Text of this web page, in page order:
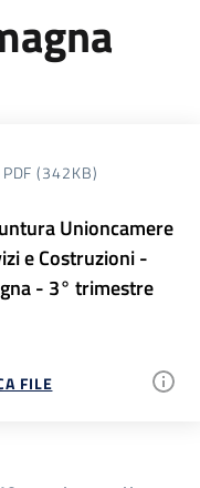
PDF (342KB)
Unioncamere
e Costruzioni -
- 3° trimestre
FILE